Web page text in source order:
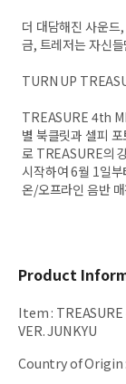
더 대담해진 사운드
금, 트레저는 자신
TURN UP
TREASURE 4th
별 북클릿과 셀피
로 TREASURE의
시작하여 6월 1일
온/오프라인 음반
Product
Item:
VER. JUNKYU
Country of Origin